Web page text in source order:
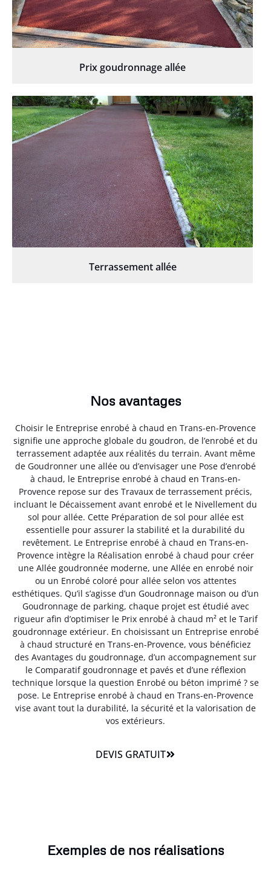
Prix goudronnage allée
Terrassement allée
Nos avantages
Choisir le Entreprise enrobé à chaud en Trans-en-Provence
signifie une approche globale du goudron, de l’enrobé et du
terrassement adaptée aux réalités du terrain. Avant même
de Goudronner une allée ou d’envisager une Pose d’enrobé
à chaud, le Entreprise enrobé à chaud en Trans-en-
Provence repose sur des Travaux de terrassement précis,
incluant le Décaissement avant enrobé et le Nivellement du
sol pour allée. Cette Préparation de sol pour allée est
essentielle pour assurer la stabilité et la durabilité du
revêtement. Le Entreprise enrobé à chaud en Trans-en-
Provence intègre la Réalisation enrobé à chaud pour créer
une Allée goudronnée moderne, une Allée en enrobé noir
ou un Enrobé coloré pour allée selon vos attentes
esthétiques. Qu’il s’agisse d’un Goudronnage maison ou d’un
Goudronnage de parking, chaque projet est étudié avec
rigueur afin d’optimiser le Prix enrobé à chaud m² et le Tarif
goudronnage extérieur. En choisissant un Entreprise enrobé
à chaud structuré en Trans-en-Provence, vous bénéficiez
des Avantages du goudronnage, d’un accompagnement sur
le Comparatif goudronnage et pavés et d’une réflexion
technique lorsque la question Enrobé ou béton imprimé ? se
pose. Le Entreprise enrobé à chaud en Trans-en-Provence
vise avant tout la durabilité, la sécurité et la valorisation de
vos extérieurs.
DEVIS GRATUIT
Exemples de nos réalisations